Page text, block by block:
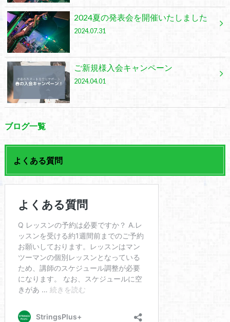
2024夏の発表会を開催いたしました
2024.07.31
ご新規様入会キャンペーン
2024.04.01
ブログ一覧
よくある質問